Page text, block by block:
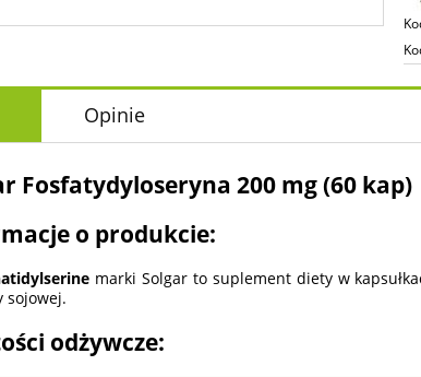
Opinie
Fosfatydyloseryna 200 mg (60 kap)
o produkcie:
marki Solgar to suplement diety w
sojowej.
odżywcze: